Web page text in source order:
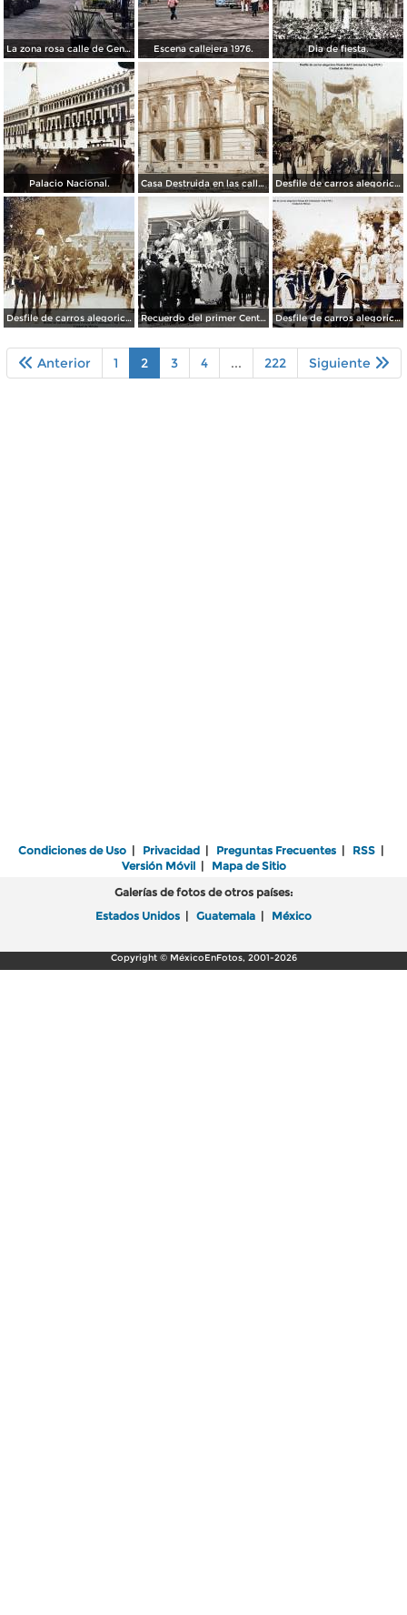
La zona rosa calle de Genova 1976. Escena callejera 1976. Dia de fiesta.
Palacio Nacional. Casa Destruida en las calles de Balderas y Victoria Durante la Decena Trágica (1913) Desfile de carros alegoricos Fiestas del Centenario ( Sep-1910 ) Ciudad de México
Desfile de carros alegoricos Fiestas del Centenario ( Sep-1910 ) Ciudad de México Recuerdo del primer Centenario de la Independencia Mexicana carro de La Justicia ( Sep-1910 ) Ciudad de México. Desfile de carros alegoricos Fiestas del Centenario ( Sep-1910 ) Ciudad de México
Anterior 1 2 3 4 ... 222 Siguiente
Condiciones de Uso | Privacidad | Preguntas Frecuentes | RSS |
Versión Móvil| Mapa de Sitio
Galerías de fotos de otros países:
Estados Unidos | Guatemala | México
Copyright © MéxicoEnFotos, 2001-2026